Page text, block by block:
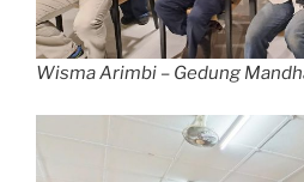
Wisma Arimbi – Gedung